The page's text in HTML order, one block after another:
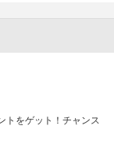
トをゲット！チャンス